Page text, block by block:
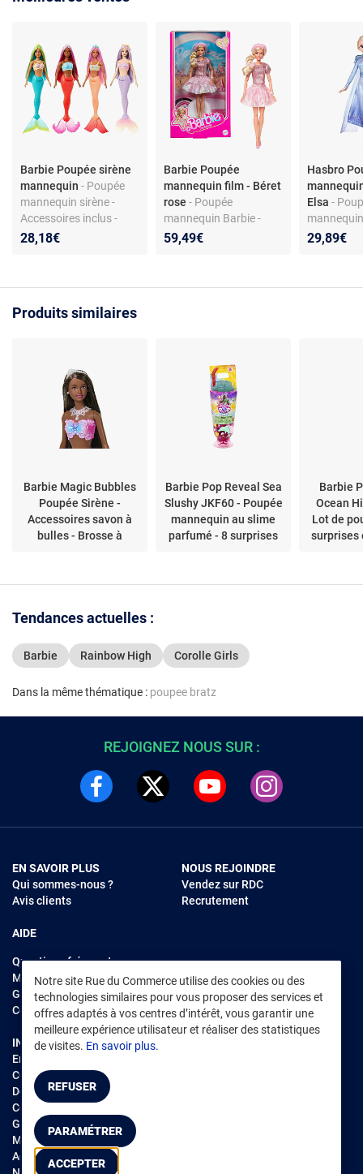
Barbie Poupée sirène
mannequin - Poupée
mannequin sirène -
Accessoires inclus -
Modèles assortis -
28,18€
Barbie Poupée
mannequin film - Béret
rose- Poupée
mannequin Barbie -
plastique - inspirée du
59,49€
Hasbro
Elsa-
-
29,89€
Produits similaires
Barbie Magic Bubbles
Poupée Sirène -
Accessoires savon à
bulles - Brosse à
Barbie Pop Reveal Sea
Slushy JKF60 - Poupée
mannequin au slime
parfumé - 8 surprises
Barbie
Ocean
Lot de
surprises
Tendances actuelles :
Barbie Rainbow High Corolle Girls
Dans la même thématique : poupee bratz
Notre site Rue du Commerce utilise des cookies ou des
technologies similaires pour vous proposer des services et
offres adaptés à vos centres d’intérêt, vous garantir une
meilleure expérience utilisateur et réaliser des statistiques
de visites. En savoir plus.
REFUSER
PARAMÉTRER
ACCEPTER
REJOIGNEZ NOUS SUR :
EN SAVOIR PLUS
Qui sommes-nous ?
Avis clients
AIDE
Questions fréquentes
Modes de règlements
Garantie et retours
Contacter Rue du Commerce
NOUS REJOINDRE
Vendez sur RDC
Recrutement
INFORMATIONS LÉGALES
Environnement
CGV /CGU Marketplace
Données personnelles
Cookies
Gérer mes cookies
Mentions légales
Accessibilité : non conforme